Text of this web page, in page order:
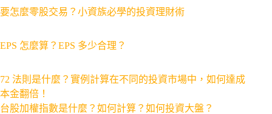
要怎麼零股交易？小資族必學的投資理財術
EPS 怎麼算？EPS 多少合理？
72 法則是什麼？實例計算在不同的投資市場中，如何達成
本金翻倍！
台股加權指數是什麼？如何計算？如何投資大盤？